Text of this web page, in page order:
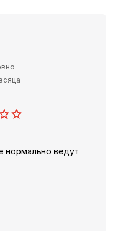
нормально ведут